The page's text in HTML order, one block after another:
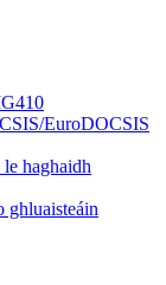
EuroDOCSIS
ghluaisteáin